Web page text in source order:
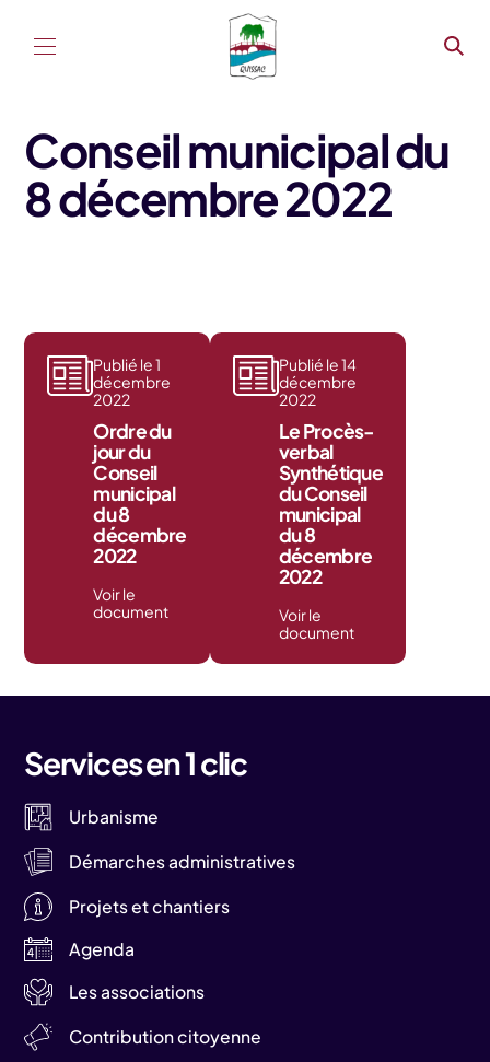
Conseil municipal du
8 décembre 2022
Publié le 1
décembre
2022
Ordre du
jour du
Conseil
municipal
du 8
décembre
2022
Voir le
document
Publié le 14
décembre
2022
Le Procès-
verbal
Synthétique
du Conseil
municipal
du 8
décembre
2022
Voir le
document
Services en 1 clic
Urbanisme
Démarches administratives
Projets et chantiers
Agenda
Les associations
Contribution citoyenne